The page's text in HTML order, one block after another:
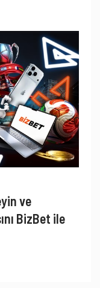
ve
BizBet ile